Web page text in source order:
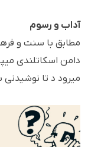
آداب و رسوم
مطابق با سنت و
دامن اسکاتلندی
میرود د تا نوشیدنی